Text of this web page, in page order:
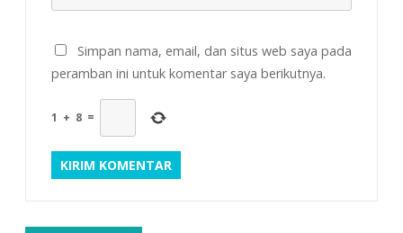
Simpan nama, email, dan situs web saya pada
peramban ini untuk komentar saya berikutnya.
1 + 8 =